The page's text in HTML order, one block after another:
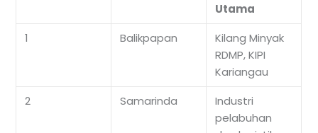
Utama
1
Balikpapan
Kilang Minyak
RDMP, KIPI
Kariangau
2
Samarinda
Industri
pelabuhan